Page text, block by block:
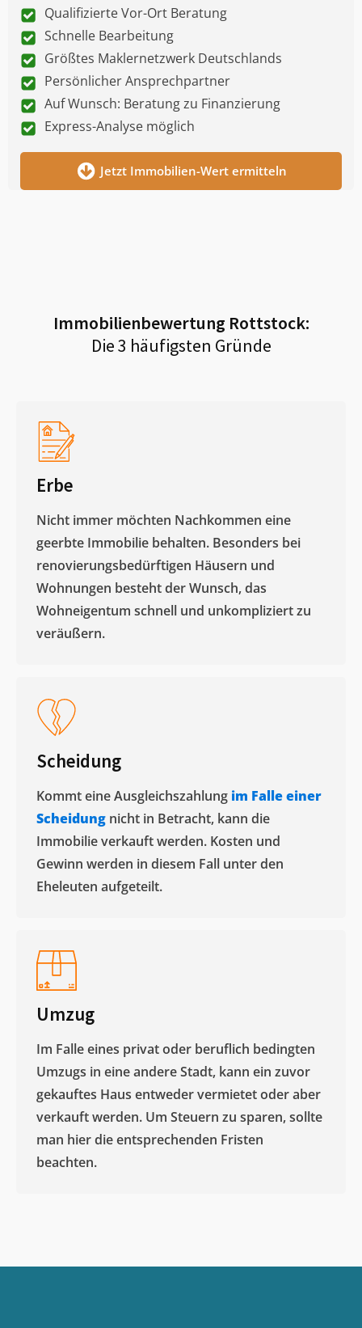
Qualifizierte Vor-Ort Beratung
Schnelle Bearbeitung
Größtes Maklernetzwerk Deutschlands
Persönlicher Ansprechpartner
Auf Wunsch: Beratung zu Finanzierung
Express-Analyse möglich
Jetzt Immobilien-Wert ermitteln
Immobilienbewertung Rottstock:
Die 3 häufigsten Gründe
Erbe
Nicht immer möchten Nachkommen eine
geerbte Immobilie behalten. Besonders bei
renovierungsbedürftigen Häusern und
Wohnungen besteht der Wunsch, das
Wohneigentum schnell und unkompliziert zu
veräußern. ​
Scheidung
Kommt eine Ausgleichszahlung im Falle einer
Scheidung nicht in Betracht, kann die
Immobilie verkauft werden. Kosten und
Gewinn werden in diesem Fall unter den
Eheleuten aufgeteilt.​
Umzug
Im Falle eines privat oder beruflich bedingten
Umzugs in eine andere Stadt, kann ein zuvor
gekauftes Haus entweder vermietet oder aber
verkauft werden. Um Steuern zu sparen, sollte
man hier die entsprechenden Fristen
beachten.